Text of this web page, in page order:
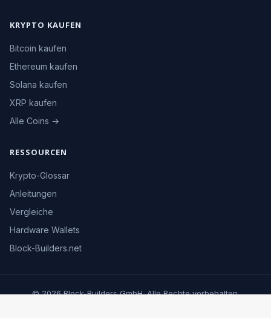
KRYPTO KAUFEN
Bitcoin kaufen
Ethereum kaufen
Solana kaufen
XRP kaufen
Alle Coins →
RESSOURCEN
Krypto-Glossar
Anleitungen
Vergleiche
Hardware Wallets
Block-Builders.net
© 2026 Block-Builders GmbH. Alle Rechte vorbehalten.